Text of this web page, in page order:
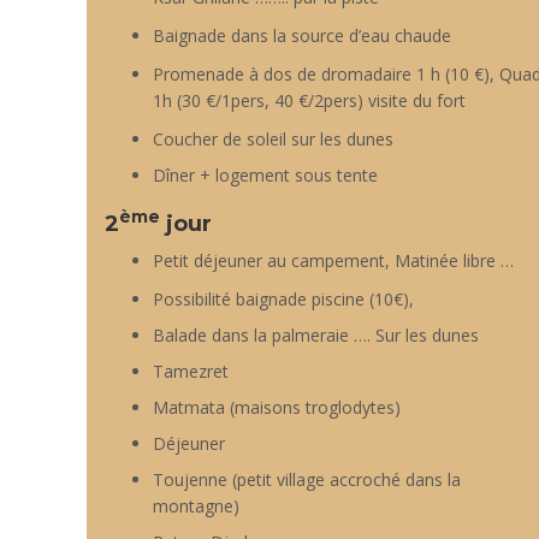
Baignade dans la source d’eau chaude
Promenade à dos de dromadaire 1 h (10 €),
1h (30 €/1pers, 40 €/2pers) visite du fort
Coucher de soleil sur les dunes
Dîner + logement sous tente
2ème jour
Petit déjeuner au campement, Matinée libre …
Possibilité baignade piscine (10€),
Balade dans la palmeraie …. Sur les dunes
Tamezret
Matmata (maisons troglodytes)
Déjeuner
Toujenne (petit village accroché dans la
montagne)